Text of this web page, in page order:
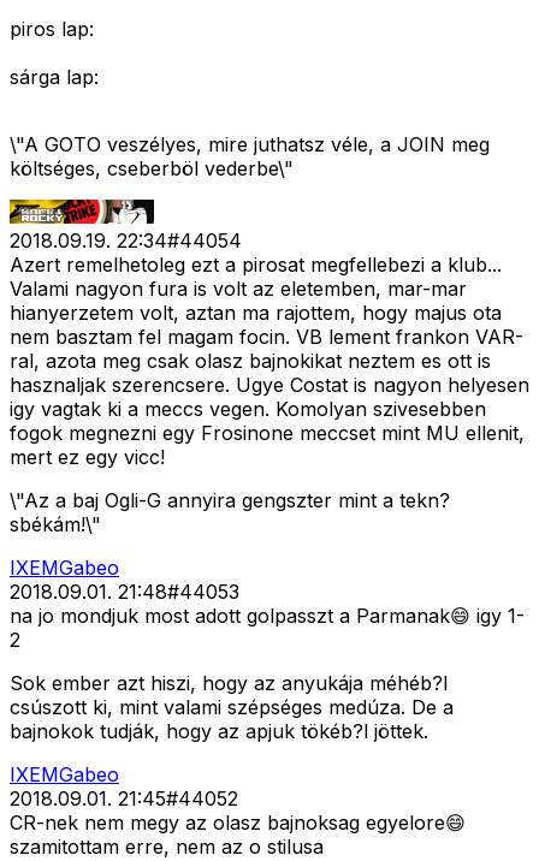
piros lap:
sárga lap:
\"A GOTO veszélyes, mire juthatsz véle, a JOIN meg
költséges, cseberböl vederbe\"
2018.09.19. 22:34#44054
Azert remelhetoleg ezt a pirosat megfellebezi a klub...
Valami nagyon fura is volt az eletemben, mar-mar
hianyerzetem volt, aztan ma rajottem, hogy majus ota
nem basztam fel magam focin. VB lement frankon VAR-
ral, azota meg csak olasz bajnokikat neztem es ott is
hasznaljak szerencsere. Ugye Costat is nagyon helyesen
igy vagtak ki a meccs vegen. Komolyan szivesebben
fogok megnezni egy Frosinone meccset mint MU ellenit,
mert ez egy vicc!
\"Az a baj Ogli-G annyira gengszter mint a tekn?
sbékám!\"
IXEMGabeo
2018.09.01. 21:48#44053
na jo mondjuk most adott golpasszt a Parmanak😄 igy 1-
2
Sok ember azt hiszi, hogy az anyukája méhéb?l
csúszott ki, mint valami szépséges medúza. De a
bajnokok tudják, hogy az apjuk tökéb?l jöttek.
IXEMGabeo
2018.09.01. 21:45#44052
CR-nek nem megy az olasz bajnoksag egyelore😄
szamitottam erre, nem az o stilusa